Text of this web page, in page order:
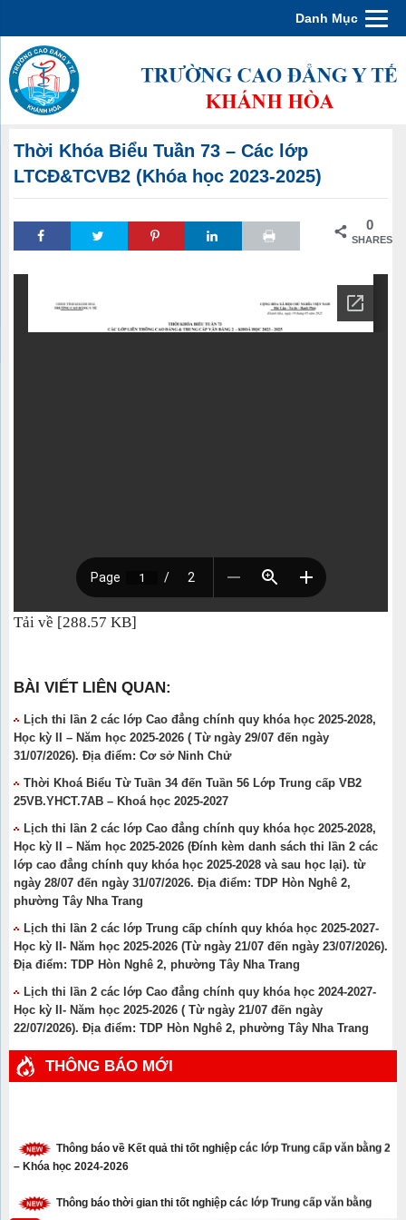
Danh Mục
Thời Khóa Biểu Tuần 73 – Các lớp
LTCĐ&TCVB2 (Khóa học 2023-2025)
0
SHARES
Tải về [288.57 KB]
BÀI VIẾT LIÊN QUAN:
Lịch thi lần 2 các lớp Cao đẳng chính quy khóa học 2025-2028,
Học kỳ II – Năm học 2025-2026 ( Từ ngày 29/07 đến ngày
31/07/2026). Địa điểm: Cơ sở Ninh Chử
Thời Khoá Biểu Từ Tuần 34 đến Tuần 56 Lớp Trung cấp VB2
25VB.YHCT.7AB – Khoá học 2025-2027
Lịch thi lần 2 các lớp Cao đẳng chính quy khóa học 2025-2028,
Học kỳ II – Năm học 2025-2026 (Đính kèm danh sách thi lần 2 các
lớp cao đẳng chính quy khóa học 2025-2028 và sau học lại). từ
ngày 28/07 đến ngày 31/07/2026. Địa điểm: TDP Hòn Nghê 2,
phường Tây Nha Trang
Lịch thi lần 2 các lớp Trung cấp chính quy khóa học 2025-2027-
Học kỳ II- Năm học 2025-2026 (Từ ngày 21/07 đến ngày 23/07/2026).
Địa điểm: TDP Hòn Nghê 2, phường Tây Nha Trang
Lịch thi lần 2 các lớp Cao đẳng chính quy khóa học 2024-2027-
Học kỳ II- Năm học 2025-2026 ( Từ ngày 21/07 đến ngày
22/07/2026). Địa điểm: TDP Hòn Nghê 2, phường Tây Nha Trang
THÔNG BÁO MỚI
Thông báo về Kết quả thi tốt nghiệp các lớp Trung cấp văn bằng 2
– Khóa học 2024-2026
Thông báo thời gian thi tốt nghiệp các lớp Trung cấp văn bằng
năm 2026